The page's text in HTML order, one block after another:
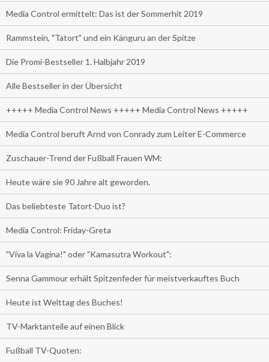
Media Control ermittelt: Das ist der Sommerhit 2019
Rammstein, "Tatort" und ein Känguru an der Spitze
Die Promi-Bestseller 1. Halbjahr 2019
Alle Bestseller in der Übersicht
+++++ Media Control News +++++ Media Control News +++++
Media Control beruft Arnd von Conrady zum Leiter E-Commerce
Zuschauer-Trend der Fußball Frauen WM:
Heute wäre sie 90 Jahre alt geworden.
Das beliebteste Tatort-Duo ist?
Media Control: Friday-Greta
"Viva la Vagina!" oder "Kamasutra Workout":
Senna Gammour erhält Spitzenfeder für meistverkauftes Buch
Heute ist Welttag des Buches!
TV-Marktanteile auf einen Blick
Fußball TV-Quoten: